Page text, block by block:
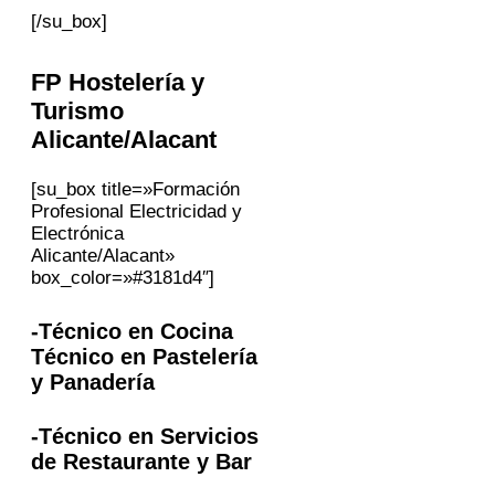
[/su_box]
FP Hostelería y
Turismo
Alicante/Alacant
[su_box title=»Formación
Profesional Electricidad y
Electrónica
Alicante/Alacant»
box_color=»#3181d4″]
-Técnico en Cocina
Técnico en Pastelería
y Panadería
-Técnico en Servicios
de Restaurante y Bar